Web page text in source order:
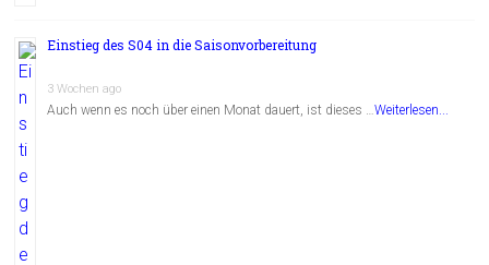
Einstieg des S04 in die Saisonvorbereitung
3 Wochen ago
Auch wenn es noch über einen Monat dauert, ist dieses …Weiterlesen...